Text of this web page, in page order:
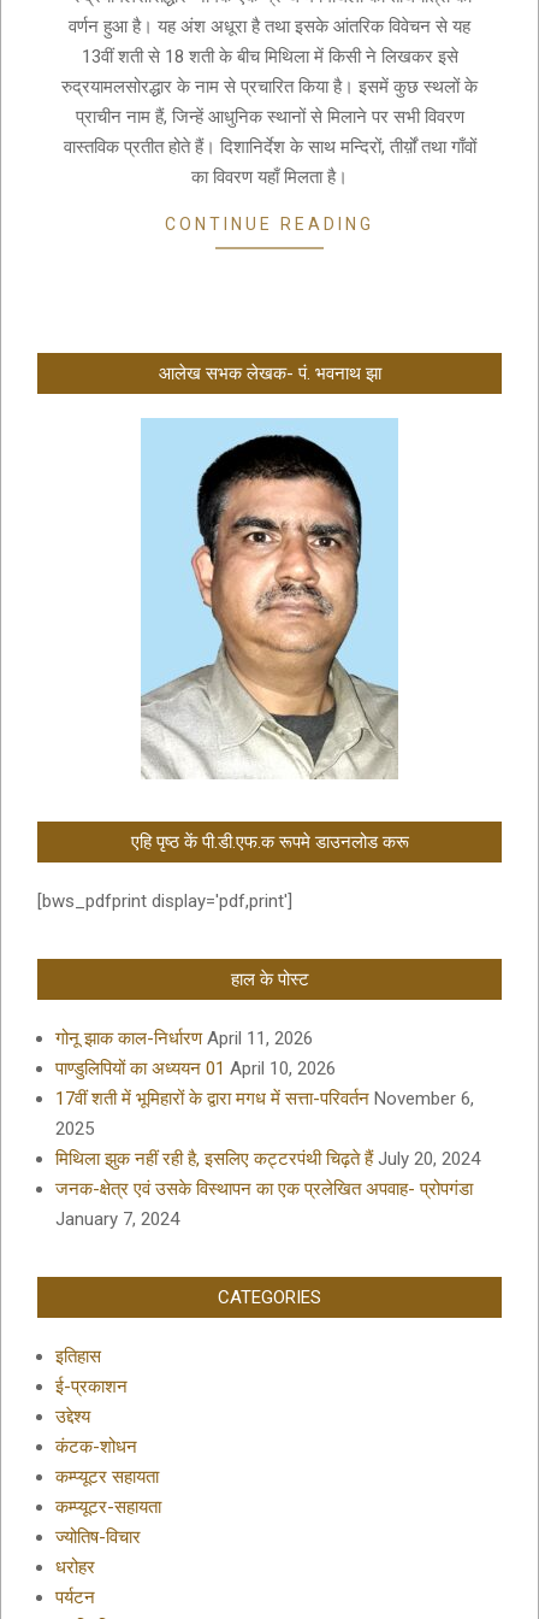
वर्णन हुआ है। यह अंश अधूरा है तथा इसके आंतरिक विवेचन से यह
13वीं शती से 18 शती के बीच मिथिला में किसी ने लिखकर इसे
रुद्रयामलसोरद्धार के नाम से प्रचारित किया है। इसमें कुछ स्थलों के
प्राचीन नाम हैं, जिन्हें आधुनिक स्थानों से मिलाने पर सभी विवरण
वास्तविक प्रतीत होते हैं। दिशानिर्देश के साथ मन्दिरों, तीर्य़ों तथा गाँवों
का विवरण यहाँ मिलता है।
CONTINUE READING
आलेख सभक लेखक- पं. भवनाथ झा
एहि पृष्ठ कें पी.डी.एफ.क रूपमे डाउनलोड करू
[bws_pdfprint display='pdf,print']
हाल के पोस्ट
गोनू झाक काल-निर्धारण April 11, 2026
पाण्डुलिपियों का अध्ययन 01 April 10, 2026
17वीं शती में भूमिहारों के द्वारा मगध में सत्ता-परिवर्तन November 6,
2025
मिथिला झुक नहीं रही है, इसलिए कट्टरपंथी चिढ़ते हैं July 20, 2024
जनक-क्षेत्र एवं उसके विस्थापन का एक प्रलेखित अपवाह- प्रोपगंडा
January 7, 2024
CATEGORIES
इतिहास
ई-प्रकाशन
उद्देश्य
कंटक-शोधन
कम्प्यूटर सहायता
कम्प्यूटर-सहायता
ज्योतिष-विचार
धरोहर
पर्यटन